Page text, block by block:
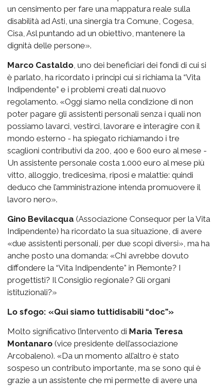
un censimento per fare una mappatura reale sulla
disabilità ad Asti, una sinergia tra Comune, Cogesa,
Cisa, Asl puntando ad un obiettivo, mantenere la
dignità delle persone».
Marco Castaldo, uno dei beneficiari dei fondi di cui si
è parlato, ha ricordato i principi cui si richiama la “Vita
Indipendente” e i problemi creati dal nuovo
regolamento. «Oggi siamo nella condizione di non
poter pagare gli assistenti personali senza i quali non
possiamo lavarci, vestirci, lavorare e interagire con il
mondo esterno - ha spiegato richiamando i tre
scaglioni contributivi da 200, 400 e 600 euro al mese -
Un assistente personale costa 1.000 euro al mese più
vitto, alloggio, tredicesima, riposi e malattie: quindi
deduco che l’amministrazione intenda promuovere il
lavoro nero».
Gino Bevilacqua (Associazione Consequor per la Vita
Indipendente) ha ricordato la sua situazione, di avere
«due assistenti personali, per due scopi diversi», ma ha
anche posto una domanda: «Chi avrebbe dovuto
diffondere la “Vita Indipendente” in Piemonte? I
progettisti? Il Consiglio regionale? Gli organi
istituzionali?»
Lo sfogo: «Qui siamo tuttidisabili “doc”»
Molto significativo l’intervento di Maria Teresa
Montanaro (vice presidente dell’associazione
Arcobaleno). «Da un momento all’altro è stato
sospeso un contributo importante, ma se sono qui è
grazie a un assistente che mi permette di avere una